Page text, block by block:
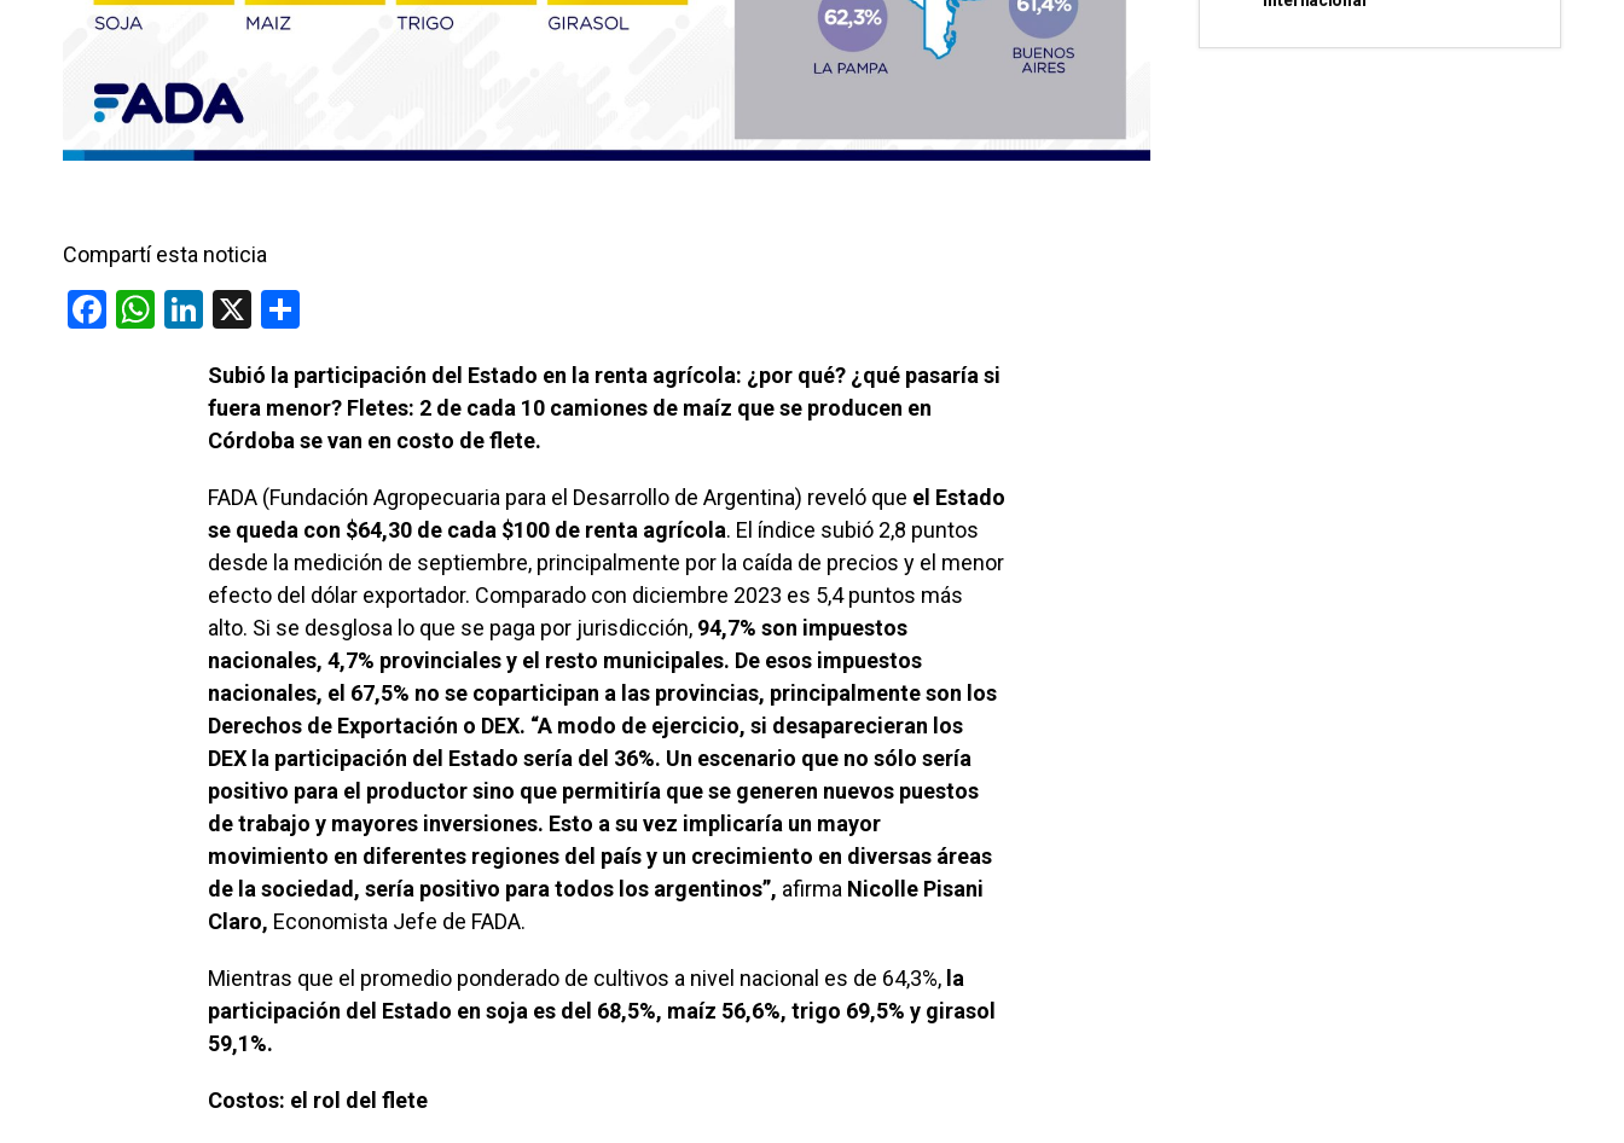
Compartí esta noticia
F
W Li
ke
dI
n
X
m
p
ar
tir
Subió la participación del Estado en la renta agrícola: ¿por qué? ¿qué pasaría si
fuera menor? Fletes: 2 de cada 10 camiones de maíz que se producen en
Córdoba se van en costo de flete.
FADA (Fundación Agropecuaria para el Desarrollo de Argentina) reveló que el Estado
se queda con $64,30 de cada $100 de renta agrícola. El índice subió 2,8 puntos
desde la medición de septiembre, principalmente por la caída de precios y el menor
efecto del dólar exportador. Comparado con diciembre 2023 es 5,4 puntos más
alto. Si se desglosa lo que se paga por jurisdicción, 94,7% son impuestos
nacionales, 4,7% provinciales y el resto municipales. De esos impuestos
nacionales, el 67,5% no se coparticipan a las provincias, principalmente son los
Derechos de Exportación o DEX. “A modo de ejercicio, si desaparecieran los
DEX la participación del Estado sería del 36%. Un escenario que no sólo sería
positivo para el productor sino que permitiría que se generen nuevos puestos
de trabajo y mayores inversiones. Esto a su vez implicaría un mayor
movimiento en diferentes regiones del país y un crecimiento en diversas áreas
de la sociedad, sería positivo para todos los argentinos”, afirma Nicolle Pisani
Claro, Economista Jefe de FADA.
Mientras que el promedio ponderado de cultivos a nivel nacional es de 64,3%, la
participación del Estado en soja es del 68,5%, maíz 56,6%, trigo 69,5% y girasol
59,1%.
Costos: el rol del flete